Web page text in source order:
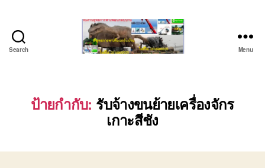
Search
เครื่องจักร
ระยอง
ชลบุรี
เซียน
Menu
ป้ายกำกับ: รับจ้างขนย้ายเครื่องจักร
เกาะสีชัง